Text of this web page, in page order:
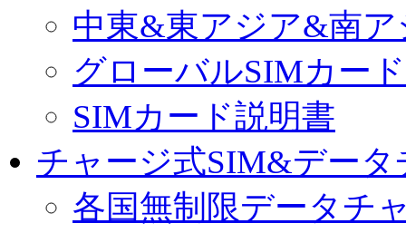
中東&東アジア&南
グローバルSIMカード
SIMカード説明書
チャージ式SIM&デー
各国無制限データチ